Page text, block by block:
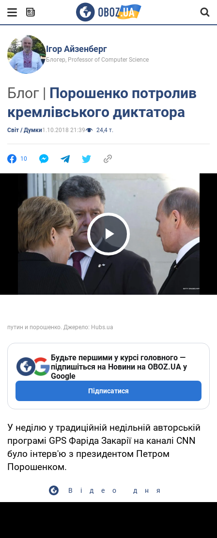
Ігор Айзенберг
Блогер, Professor of Computer Science
Блог | Порошенко потролив
кремлівського диктатора
Світ / Думки1.10.2018 21:39 24,4 т.
10
Play Video
Будьте першими у курсі головного —
підпишіться на Новини на OBOZ.UA у
Google
Підписатися
У неділю у традиційній недільній авторській
програмі GPS Фаріда Закарії на каналі CNN
було інтерв'ю з президентом Петром
Порошенком.
Відео дня